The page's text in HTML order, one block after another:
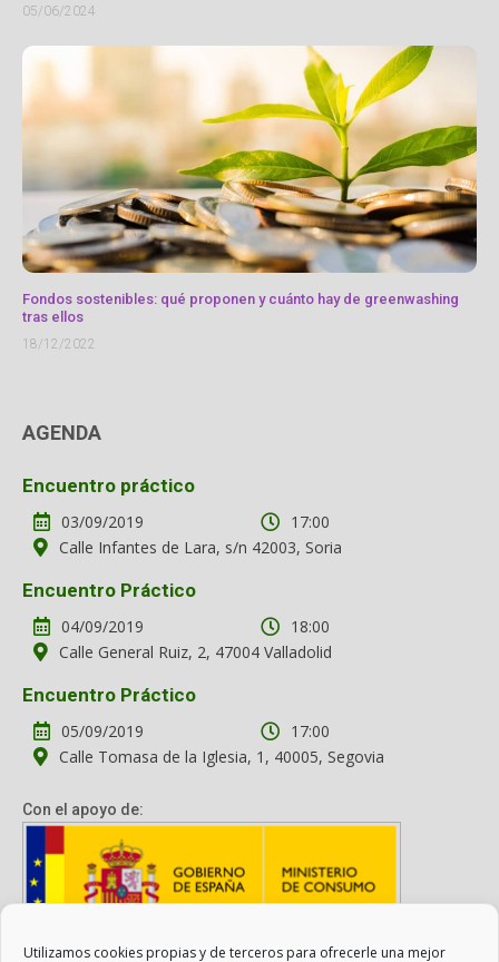
Utilizamos cookies propias y de terceros para ofrecerle una mejor
05/06/2024
Fondos sostenibles: qué proponen y cuánto hay de greenwashing
tras ellos
18/12/2022
AGENDA
Encuentro práctico
03/09/2019
17:00
Calle Infantes de Lara, s/n 42003, Soria
Encuentro Práctico
04/09/2019
18:00
Calle General Ruiz, 2, 47004 Valladolid
Encuentro Práctico
05/09/2019
17:00
Calle Tomasa de la Iglesia, 1, 40005, Segovia
Con el apoyo de:
Con el apoyo del Ministerio de Consumo. Su contenido es